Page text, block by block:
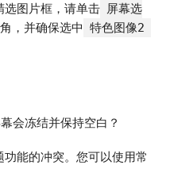
选图片框，请单击 屏幕选
，并确保选中 特色图像2
会冻结并保持空白？
能的冲突。您可以使用常